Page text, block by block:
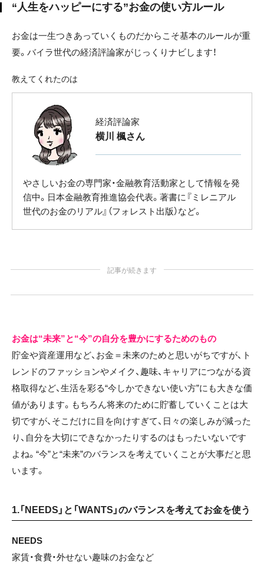
“人生をハッピーにする”お金の使い方ルール
お金は一生つきあっていくものだからこそ基本のルールが重
要。バイラ世代の経済評論家がじっくりナビします！
教えてくれたのは
経済評論家
横川 楓さん
やさしいお金の専門家・金融教育活動家として情報を発
信中。日本金融教育推進協会代表。著書に『ミレニアル
世代のお金のリアル』（フォレスト出版）など。
記事が続きます
お金は“未来”と“今”の自分を豊かにするためのもの
貯金や資産運用など、お金＝未来のためと思いがちですが、ト
レンドのファッションやメイク、趣味、キャリアにつながる資
格取得など、生活を彩る“今しかできない使い方”にも大きな価
値があります。もちろん将来のために貯蓄していくことは大
切ですが、そこだけに目を向けすぎて、日々の楽しみが減った
り、自分を大切にできなかったりするのはもったいないです
よね。“今”と“未来”のバランスを考えていくことが大事だと思
います。
1.「NEEDS」と「WANTS」のバランスを考えてお金を使う
NEEDS
家賃・食費・外せない趣味のお金など